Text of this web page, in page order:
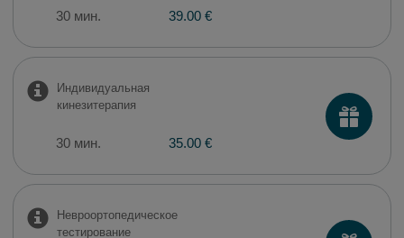
30 мин. 39.00 €
Индивидуальная
кинезитерапия
30 мин. 35.00 €
Невроортопедическое
тестирование